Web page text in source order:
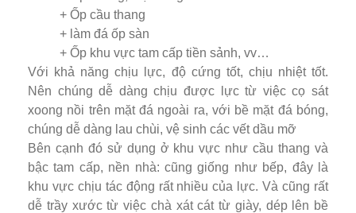
+ Ốp cầu thang
+ làm đá ốp sàn
+ Ốp khu vực tam cấp tiền sảnh, vv…
Với khả năng chịu lực, độ cứng tốt, chịu nhiệt tốt.
Nên chúng dễ dàng chịu được lực từ việc cọ sát
xoong nồi trên mặt đá ngoài ra, với bề mặt đá bóng,
chúng dễ dàng lau chùi, vệ sinh các vết dầu mỡ
Bên cạnh đó sử dụng ở khu vực như cầu thang và
bậc tam cấp, nền nhà: cũng giống như bếp, đây là
khu vực chịu tác động rất nhiều của lực. Và cũng rất
dễ trầy xước từ việc chà xát cát từ giày, dép lên bề